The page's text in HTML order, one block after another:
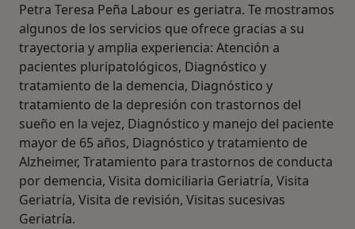
Petra Teresa Peña Labour es geriatra. Te mostramos
algunos de los servicios que ofrece gracias a su
trayectoria y amplia experiencia: Atención a
pacientes pluripatológicos, Diagnóstico y
tratamiento de la demencia, Diagnóstico y
tratamiento de la depresión con trastornos del
sueño en la vejez, Diagnóstico y manejo del paciente
mayor de 65 años, Diagnóstico y tratamiento de
Alzheimer, Tratamiento para trastornos de conducta
por demencia, Visita domiciliaria Geriatría, Visita
Geriatría, Visita de revisión, Visitas sucesivas
Geriatría.